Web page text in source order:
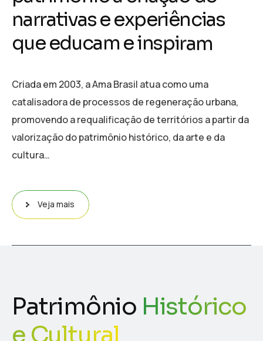
narrativaseexperiências
queeducam einspiram
Criada em 2003, a Ama Brasil atua como uma
catalisadora de processos de regeneração urbana,
promovendo a requalificação de territórios a partir da
valorização do patrimônio histórico, da arte e da
cultura…
Veja mais
Patrimônio Histórico
e Cultural